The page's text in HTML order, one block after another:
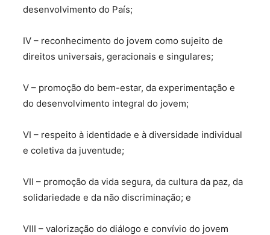
desenvolvimento do País;
IV – reconhecimento do jovem como sujeito de
direitos universais, geracionais e singulares;
V – promoção do bem-estar, da experimentação e
do desenvolvimento integral do jovem;
VI – respeito à identidade e à diversidade individual
e coletiva da juventude;
VII – promoção da vida segura, da cultura da paz, da
solidariedade e da não discriminação; e
VIII – valorização do diálogo e convívio do jovem